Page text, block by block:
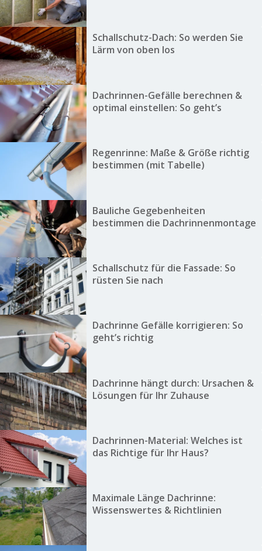
Schallschutz-Dach: So werden Sie
Lärm von oben los
Dachrinnen-Gefälle berechnen &
optimal einstellen: So geht’s
Regenrinne: Maße & Größe richtig
bestimmen (mit Tabelle)
Bauliche Gegebenheiten
bestimmen die Dachrinnenmontage
Schallschutz für die Fassade: So
rüsten Sie nach
Dachrinne Gefälle korrigieren: So
geht’s richtig
Dachrinne hängt durch: Ursachen &
Lösungen für Ihr Zuhause
Dachrinnen-Material: Welches ist
das Richtige für Ihr Haus?
Maximale Länge Dachrinne:
Wissenswertes & Richtlinien